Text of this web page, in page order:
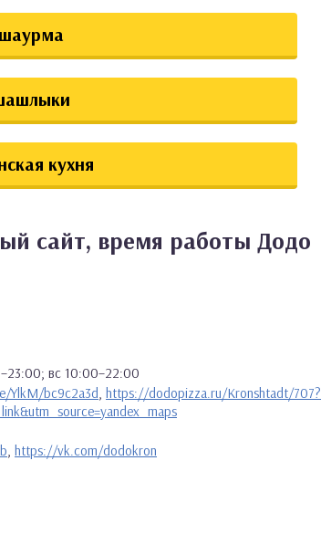
кухня
сайт, время работы Додо
вс 10:00–22:00
YlkM/bc9c2a3d https://dodopizza.ru/Kronshtadt/707?
https://vk.com/dodokron